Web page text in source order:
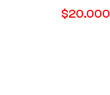
$20.000